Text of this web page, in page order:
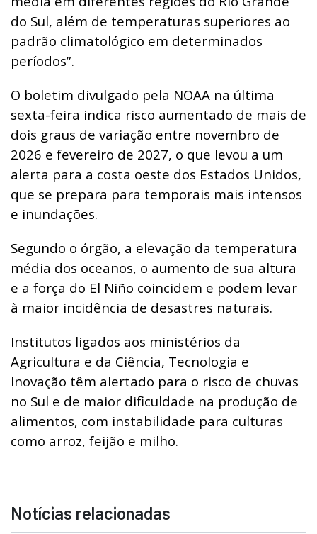
do Sul, além de temperaturas superiores ao
padrão climatológico em determinados
períodos”.
O boletim divulgado pela NOAA na última
sexta-feira indica risco aumentado de mais de
dois graus de variação entre novembro de
2026 e fevereiro de 2027, o que levou a um
alerta para a costa oeste dos Estados Unidos,
que se prepara para temporais mais intensos
e inundações.
Segundo o órgão, a elevação da temperatura
média dos oceanos, o aumento de sua altura
e a força do El Niño coincidem e podem levar
à maior incidência de desastres naturais.
Institutos ligados aos ministérios da
Agricultura e da Ciência, Tecnologia e
Inovação têm alertado para o risco de chuvas
no Sul e de maior dificuldade na produção de
alimentos, com instabilidade para culturas
como arroz, feijão e milho.
Notícias relacionadas